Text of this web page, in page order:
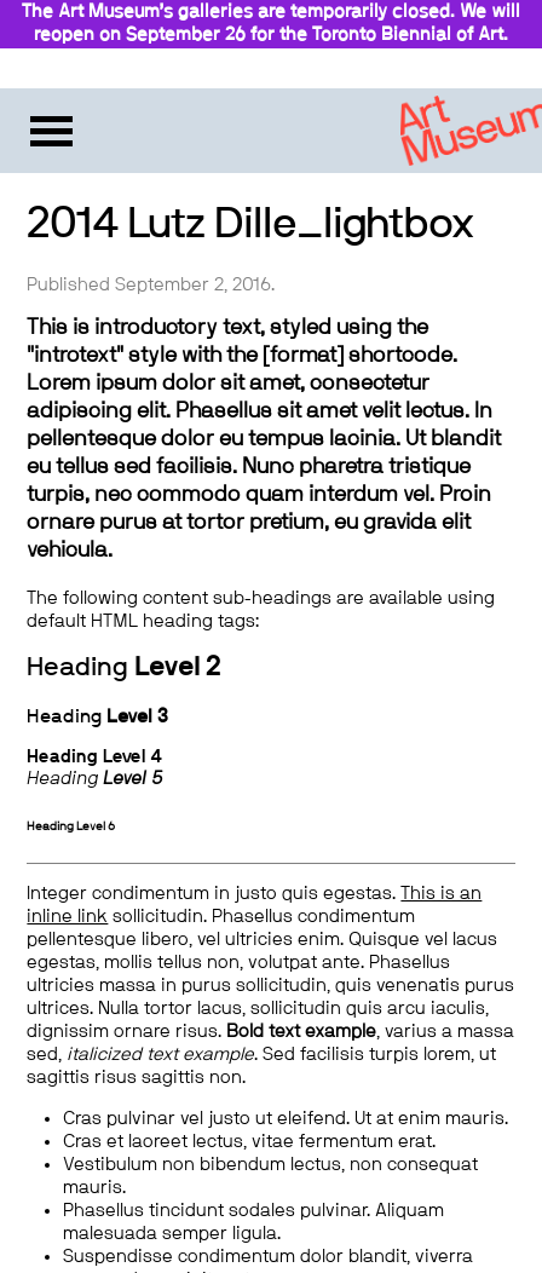
The Art Museum’s galleries are temporarily closed. We will
reopen on September 26 for the Toronto Biennial of Art.
2014 Lutz Dille_lightbox
Published September 2, 2016.
This is introductory text, styled using the
"introtext" style with the [format] shortcode.
Lorem ipsum dolor sit amet, consectetur
adipiscing elit. Phasellus sit amet velit lectus. In
pellentesque dolor eu tempus lacinia. Ut blandit
eu tellus sed facilisis. Nunc pharetra tristique
turpis, nec commodo quam interdum vel. Proin
ornare purus at tortor pretium, eu gravida elit
vehicula.
The following content sub-headings are available using
default HTML heading tags:
Heading Level 2
Heading Level 3
Heading Level 4
HeadingLevel 5
Heading Level 6
Integer condimentum in justo quis egestas.
This is an
inline link sollicitudin. Phasellus condimentum
pellentesque libero, vel ultricies enim. Quisque vel lacus
egestas, mollis tellus non, volutpat ante. Phasellus
ultricies massa in purus sollicitudin, quis venenatis purus
ultrices. Nulla tortor lacus, sollicitudin quis arcu iaculis,
dignissim ornare risus. Bold text example, varius a massa
sed, italicized text example. Sed facilisis turpis lorem, ut
sagittis risus sagittis non.
Cras pulvinar vel justo ut eleifend. Ut at enim mauris.
Cras et laoreet lectus, vitae fermentum erat.
Vestibulum non bibendum lectus, non consequat
mauris.
Phasellus tincidunt sodales pulvinar. Aliquam
malesuada semper ligula.
Suspendisse condimentum dolor blandit, viverra